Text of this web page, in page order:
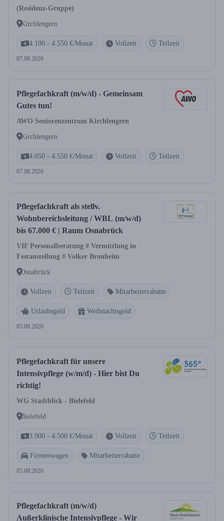
(Residenz-Gruppe)
Kirchlengern
4.100 - 4.550 €/Monat Vollzeit Teilzeit
07.08.2026
Pflegefachkraft (m/w/d) - Gemeinsam
Gutes tun!
AWO Seniorenzentrum Kirchlengern
Kirchlengern
4.050 - 4.550 €/Monat Vollzeit Teilzeit
07.08.2026
Pflegefachkraft als stellv.
Wohnbereichsleitung / WBL (m/w/d)
bis 67.000 € | Raum Osnabrück
VIF Personalberatung # Vermittlung in
Festanstellung # Volker Bronheim
Osnabrück
Vollzeit Teilzeit Mitarbeiterrabatte
Urlaubsgeld Weihnachtsgeld
05.08.2026
Pflegefachkraft für unsere
Intensivpflege (w/m/d) - Hier bist Du
richtig!
WG Stadtblick - Bielefeld
Bielefeld
3.900 - 4.500 €/Monat Vollzeit Teilzeit
Firmenwagen Mitarbeiterrabatte
05.08.2026
Pflegefachkraft (m/w/d)
Außerklinische Intensivpflege - Wir